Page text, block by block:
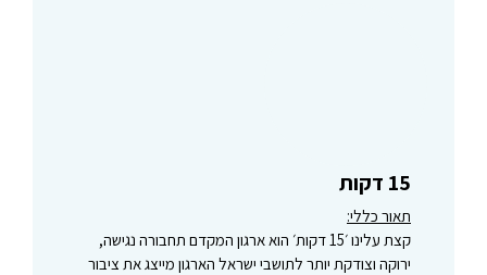
15 דקות
תאור כללי:
קצת עלינו ׳15 דקות׳ הוא ארגון המקדם תחבורה נגישה,
ירוקה וצודקת יותר לתושבי ישראל הארגון מייצג את ציבור